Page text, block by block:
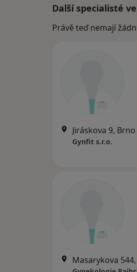
Další specialisté
Právě teď nemají
Jiráskova 9, Brno
Gynfit s.r.o.
Masarykova